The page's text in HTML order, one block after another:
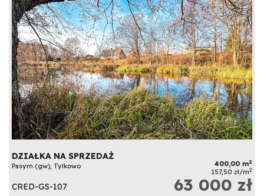
DZIAŁKA NA SPRZEDAŻ
Pasym (gw), Tylkowo 400,00 m2
157,50 zł/m2
CRED-GS-107 63 000 zł